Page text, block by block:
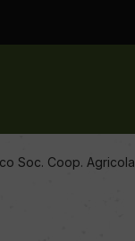
Soc. Coop. Agricola